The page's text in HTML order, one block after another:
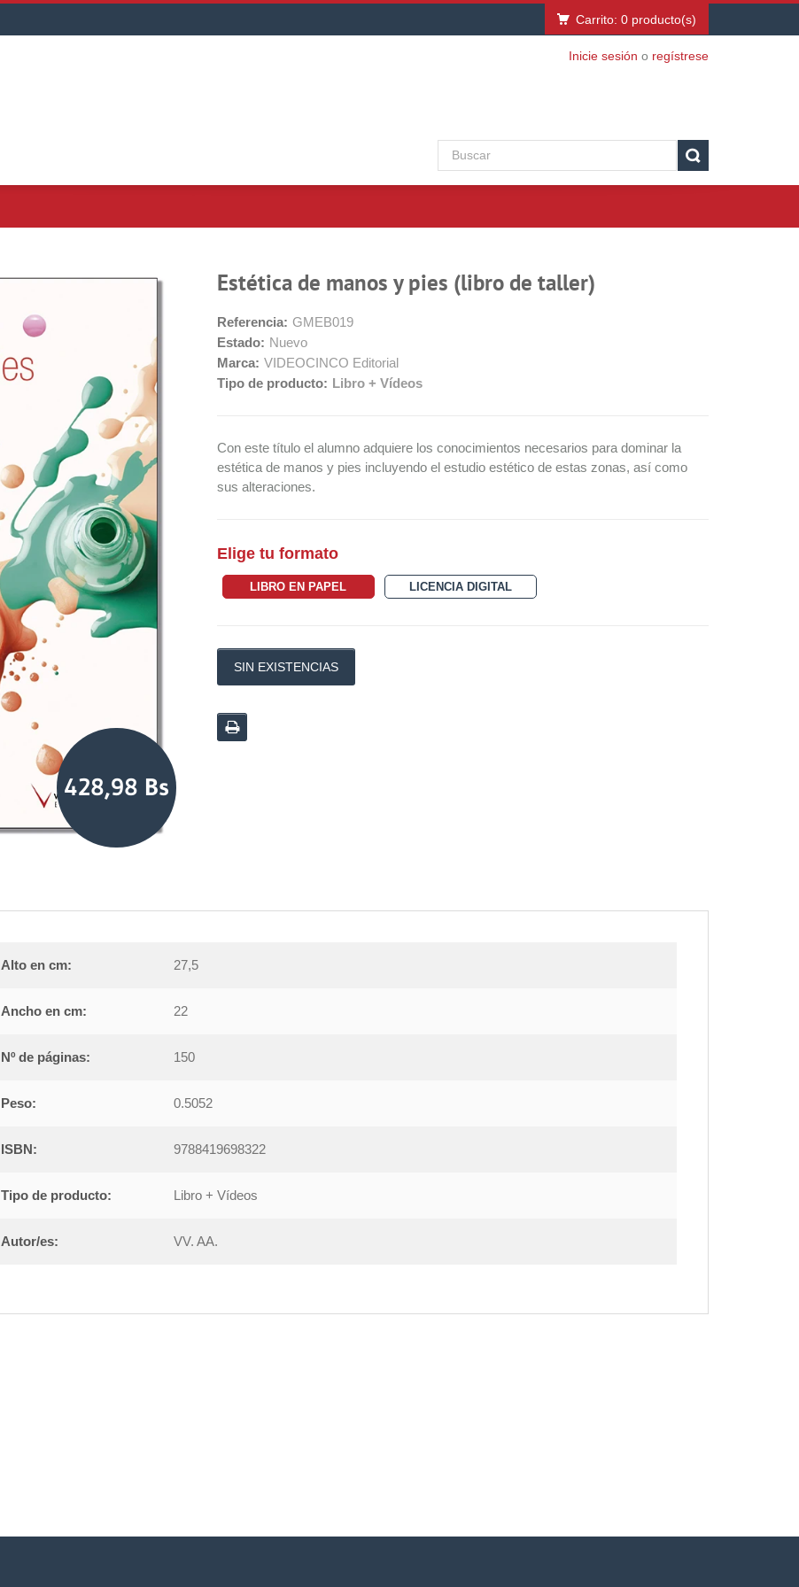
Carrito: 0 producto(s)
Inicie sesión o regístrese
428,98 Bs
Estética de manos y pies (libro de taller)
Referencia: GMEB019
Estado: Nuevo
Marca: VIDEOCINCO Editorial
Tipo de producto: Libro + Vídeos
Con este título el alumno adquiere los conocimientos necesarios para dominar la
estética de manos y pies incluyendo el estudio estético de estas zonas, así como
sus alteraciones.
Elige tu formato
LIBRO EN PAPEL LICENCIA DIGITAL
SIN EXISTENCIAS
Alto en cm: 27,5
Ancho en cm: 22
Nº de páginas: 150
Peso: 0.5052
ISBN: 9788419698322
Tipo de producto: Libro + Vídeos
Autor/es: VV. AA.